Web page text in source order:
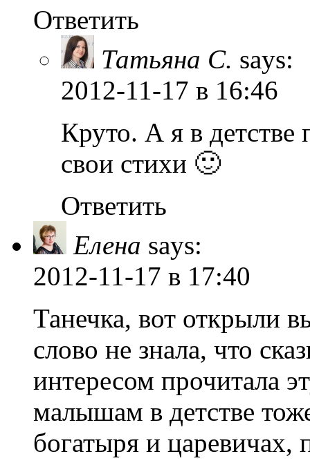
Ответить
Татьяна С. says:
2012-11-17 в 16:46
Круто. А я в детстве
свои стихи 🙂
Ответить
Елена says:
2012-11-17 в 17:40
Танечка, вот открыли
слово не знала, что
интересом прочитала
малышам в детстве
богатыря и